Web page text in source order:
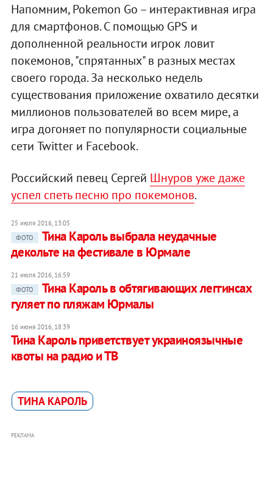
Напомним, Pokemon Go – интерактивная игра
для смартфонов. С помощью GPS и
дополненной реальности игрок ловит
покемонов, "спрятанных" в разных местах
своего города. За несколько недель
существования приложение охватило десятки
миллионов пользователей во всем мире, а
игра догоняет по популярности социальные
сети Twitter и Facebook.
Российский певец Сергей Шнуров уже даже
успел спеть песню про покемонов.
25 июля 2016, 13:05
ФОТО
Тина Кароль выбрала неудачные
декольте на фестивале в Юрмале
21 июля 2016, 16:59
ФОТО
Тина Кароль в обтягивающих леггинсах
гуляет по пляжам Юрмалы
16 июня 2016, 18:39
Тина Кароль приветствует украиноязычные
квоты на радио и ТВ
ТИНА КАРОЛЬ
РЕКЛАМА